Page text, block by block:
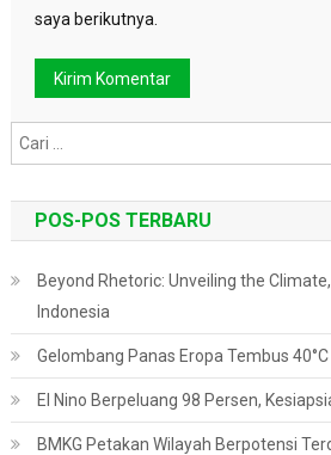
saya berikutnya.
POS-POS TERBARU
Beyond Rhetoric: Unveiling the
Indonesia
Gelombang Panas Eropa Tembus 40°C
El Nino Berpeluang 98 Persen,
BMKG Petakan Wilayah Berpotensi